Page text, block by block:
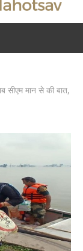
सीएम मान से की बात,